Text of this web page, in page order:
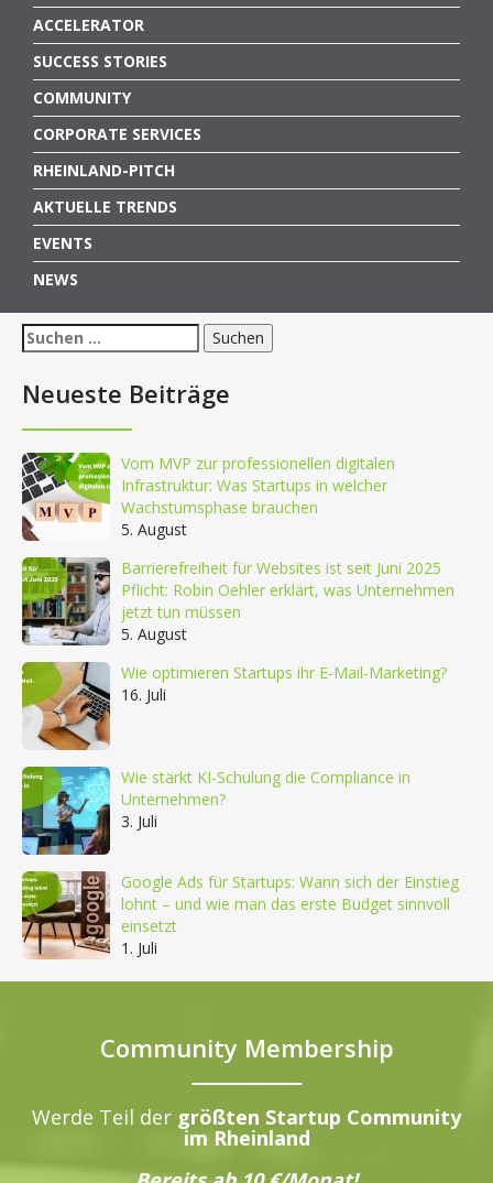
ACCELERATOR
SUCCESS STORIES
COMMUNITY
CORPORATE SERVICES
RHEINLAND-PITCH
AKTUELLE TRENDS
EVENTS
NEWS
Suchen
nach:
Neueste Beiträge
Vom MVP zur professionellen digitalen
Infrastruktur: Was Startups in welcher
Wachstumsphase brauchen
5. August
Barrierefreiheit für Websites ist seit Juni 2025
Pflicht: Robin Oehler erklärt, was Unternehmen
jetzt tun müssen
5. August
Wie optimieren Startups ihr E-Mail-Marketing?
16. Juli
Wie stärkt KI-Schulung die Compliance in
Unternehmen?
3. Juli
Google Ads für Startups: Wann sich der Einstieg
lohnt – und wie man das erste Budget sinnvoll
einsetzt
1. Juli
Community Membership
Werde Teil der größten Startup Community
im Rheinland